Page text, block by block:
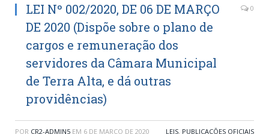
LEI Nº 002/2020, DE 06 DE MARÇO
DE 2020 (Dispõe sobre o plano de
cargos e remuneração dos
servidores da Câmara Municipal
de Terra Alta, e dá outras
providências)
0
POR CR2-ADMIN5 EM 6 DE MARÇO DE 2020 LEIS, PUBLICAÇÕES OFICIAIS